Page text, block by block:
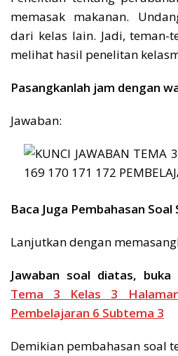
memasak makanan.
dari kelas lain. Jadi, teman-
melihat hasil penelitan
Pasangkanlah jam dengan
Jawaban:
Baca Juga Pembahasan Soal
Lanjutkan dengan
Jawaban soal diatas, buka
Tema 3 Kelas 3
Pembelajaran 6 Subtema 3
Demikian pembahasan soal